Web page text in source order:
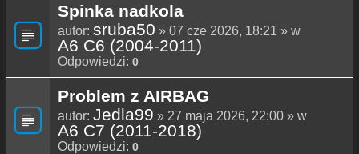
Spinka nadkola
autor: sruba50 » 07 cze 2026, 18:21 » w
A6 C6 (2004-2011)
Odpowiedzi: 0
Problem z AIRBAG
autor: Jedla99 » 27 maja 2026, 22:00 » w
A6 C7 (2011-2018)
Odpowiedzi: 0